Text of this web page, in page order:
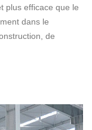
plus efficace que le
dans le
de